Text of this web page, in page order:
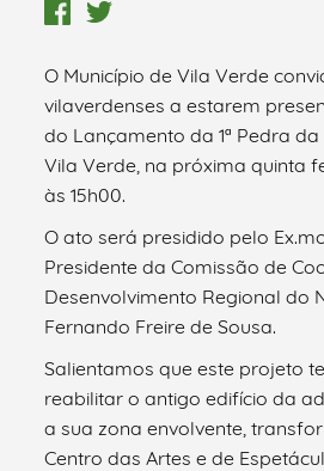
O Município de Vila Verde
vilaverdenses a estarem
do Lançamento da 1ª Pedra
Vila Verde, na próxima quinta
às 15h00.
O ato será presidido pelo
Presidente da Comissão de
Desenvolvimento Regional do
Fernando Freire de Sousa.
Salientamos que este projeto
reabilitar o antigo edifício da
a sua zona envolvente,
Centro das Artes e de